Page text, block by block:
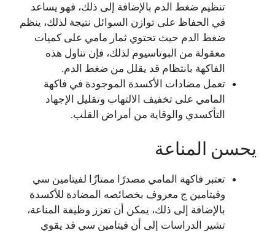
تنظيم ضغط الدم بالإضافة إلى ذلك، فهو يساعد
في الحفاظ على توازن السوائل نتيجة لذلك، ينظم
ضغط الدم حيث تحتوي ثمار مامي على كميات
معقولة من البوتاسيوم لذلك، فإن تناول هذه
الفاكهة بانتظام قد يقلل من ضغط الدم.
تعمل مضادات الأكسدة الموجودة في فاكهة
المامي على تخفيف الالتهاب وتقليل الإجهاد
التأكسدي والوقاية من أمراض القلب.
يحسن المناعة
تعتبر فاكهة المامي مصدرًا ممتازًا لفيتامين سي
وفيتامين ج معروف بخصائصه المضادة للأكسدة
بالإضافة إلى ذلك، يمكن أن تعزز وظيفة المناعة،
تشير الدراسات إلى أن فيتامين سي قد يقوي